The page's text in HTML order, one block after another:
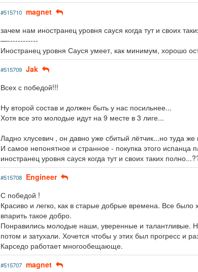
#515710 magnet
зачем нам иностранец уровня сауся когда тут и своих
—------------
Иностранец уровня Сауся умеет, как минимум, хорошо
#515709 Jak
Всех с победой!!!
Ну второй состав и должен быть у нас посильнее...
Хотя все это молодые идут на 9 месте в 3 лиге...
Ладно хлусевич , он давно уже сбитый лётчик...но туда же
И самое непонятное и странное - покупка этого
иностранец уровня сауся когда тут и своих таких
#515708 Engineer
С победой !
Красиво и легко, как в старые добрые времена. Все
впарить такое добро.
Понравились молодые наши, уверенные и талантливые.
потом и затухали. Хочется чтобы у этих был прогресс и
Карседо работает многообещающе.
#515707 magnet